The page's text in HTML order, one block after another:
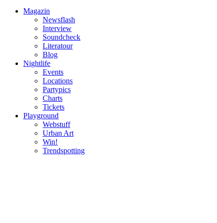
Magazin
Newsflash
Interview
Soundcheck
Literatour
Blog
Nightlife
Events
Locations
Partypics
Charts
Tickets
Playground
Webstuff
Urban Art
Win!
Trendspotting